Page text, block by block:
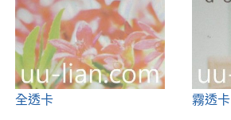
全透卡 霧透卡